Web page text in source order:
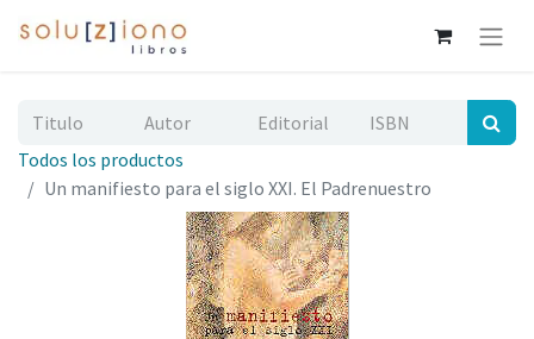
Todos los productos
Un manifiesto para el siglo XXI. El Padrenuestro